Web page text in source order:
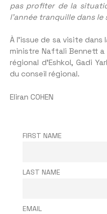
pas profiter de la
l’année tranquille dans le
À l’issue de sa visite dans
ministre Naftali Bennett
régional d’Eshkol, Gadi
du conseil régional.
Eliran COHEN
FIRST NAME
LAST NAME
EMAIL